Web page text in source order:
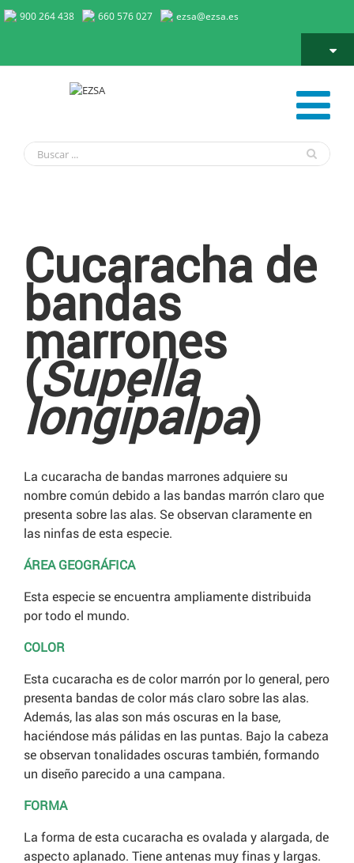
900 264 438 660 576 027 ezsa@ezsa.es
Cucaracha de
bandas
marrones
(Supella
longipalpa)
La cucaracha de bandas marrones adquiere su
nombre común debido a las bandas marrón claro que
presenta sobre las alas. Se observan claramente en
las ninfas de esta especie.
ÁREA GEOGRÁFICA
Esta especie se encuentra ampliamente distribuida
por todo el mundo.
COLOR
Esta cucaracha es de color marrón por lo general, pero
presenta bandas de color más claro sobre las alas.
Además, las alas son más oscuras en la base,
haciéndose más pálidas en las puntas. Bajo la cabeza
se observan tonalidades oscuras también, formando
un diseño parecido a una campana.
FORMA
La forma de esta cucaracha es ovalada y alargada, de
aspecto aplanado. Tiene antenas muy finas y largas.